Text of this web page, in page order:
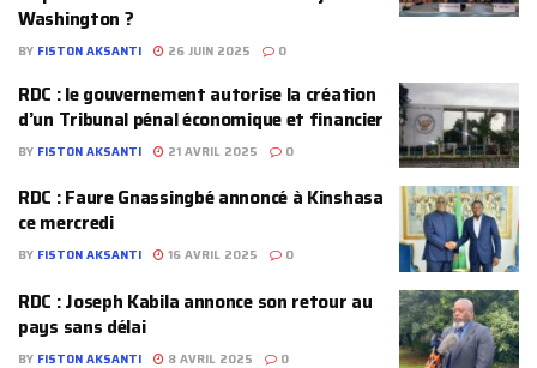
Washington ?
BY FISTON AKSANTI 26 JUIN 2025 0
RDC : le gouvernement autorise la création
d’un Tribunal pénal économique et financier
BY FISTON AKSANTI 21 AVRIL 2025 0
RDC : Faure Gnassingbé annoncé à Kinshasa
ce mercredi
BY FISTON AKSANTI 16 AVRIL 2025 0
RDC : Joseph Kabila annonce son retour au
pays sans délai
BY FISTON AKSANTI 8 AVRIL 2025 0